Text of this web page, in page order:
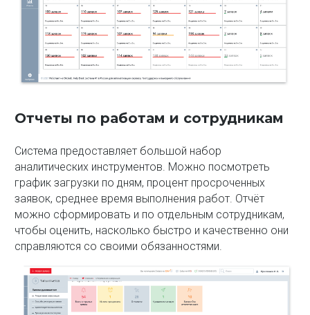
Отчеты по работам и сотрудникам
Система предоставляет большой набор
аналитических инструментов. Можно посмотреть
график загрузки по дням, процент просроченных
заявок, среднее время выполнения работ. Отчёт
можно сформировать и по отдельным сотрудникам,
чтобы оценить, насколько быстро и качественно они
справляются со своими обязанностями.